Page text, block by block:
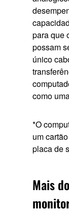
para que
possam
único
como
*O
um
placa de
Mais